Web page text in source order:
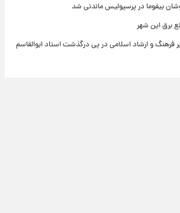
بیفوما در پرسپولیس ماندنی شد
برق این شهر
فرهنگ و ارشاد اسلامی در پی درگذشت استاد ابوالقاسم